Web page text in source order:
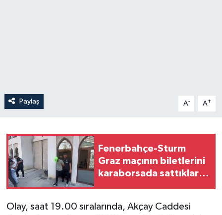
Paylaş A- A+
Fenerbahçe-Sturm
Graz maçının biletlerini
karaborsada sattıkları
Olay, saat 19.00 sıralarında, Akçay Caddesi